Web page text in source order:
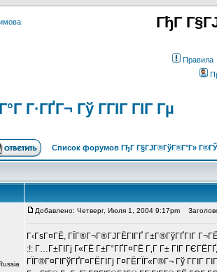
ГђГ
Правила
Г·ГҐГ¬ Гў ГГІГ ГІГ Гµ
Список форумов ГђГ Г§ГЈГ®ГўГ®Г°Г»
Добавлено: Четверг, Июля 1, 2004 9:17pm
Г‹ГѕГ¤ГЁ, ГЇГ®Г¬Г®ГЈГЁГІГҐ Г±Г®ГўГҐГІГ
:!: Г…Г±ГІГј Г«ГЁ Г±Г°ГҐГ¤ГЁ Г‚Г Г± ГІГ
ГЇГ®Г¤ГІГўГҐГ¤ГЁГІГј Г¤ГЁГЇГ«Г®Г¬ Гў ГГІГ